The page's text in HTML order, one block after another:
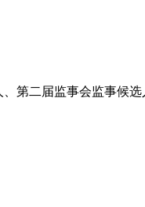
第二届监事会监事候